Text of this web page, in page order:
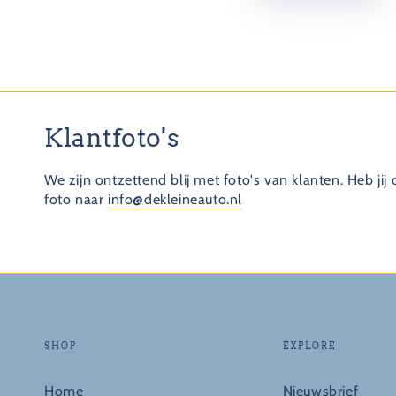
Klantfoto's
We zijn ontzettend blij met foto's van klanten. Heb jij
foto naar info@dekleineauto.nl
SHOP
Home
EXPLORE
Nieuwsbrief